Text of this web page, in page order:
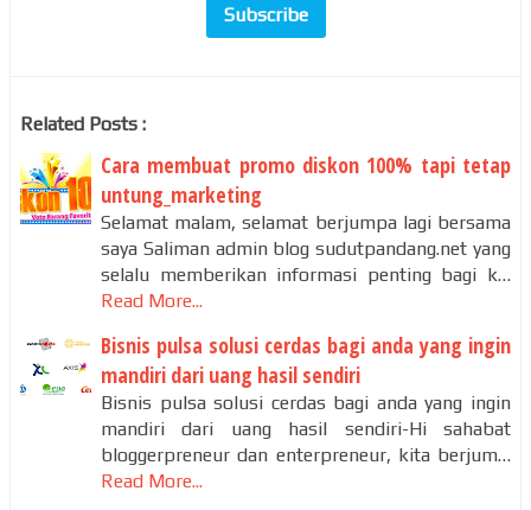
Related Posts :
Cara membuat promo diskon 100% tapi tetap
untung_marketing
Selamat malam, selamat berjumpa lagi bersama
saya Saliman admin blog sudutpandang.net yang
selalu memberikan informasi penting bagi k…
Read More...
Bisnis pulsa solusi cerdas bagi anda yang ingin
mandiri dari uang hasil sendiri
Bisnis pulsa solusi cerdas bagi anda yang ingin
mandiri dari uang hasil sendiri-Hi sahabat
bloggerpreneur dan enterpreneur, kita berjum…
Read More...